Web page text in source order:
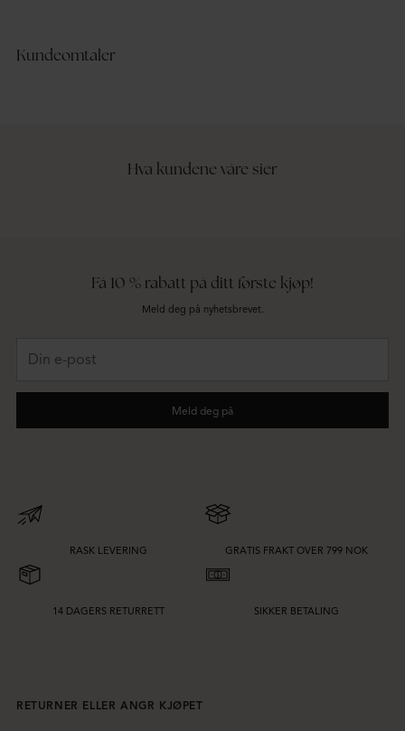
Kundeomtaler
Hva kundene våre sier
Få 10 % rabatt på ditt første kjøp!
Meld deg på nyhetsbrevet.
Meld deg på
RASK LEVERING GRATIS FRAKT OVER 799 NOK
14 DAGERS RETURRETT SIKKER BETALING
RETURNER ELLER ANGR KJØPET